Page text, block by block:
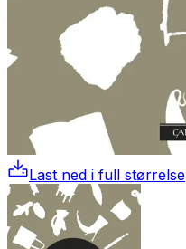
Last ned i full størrelse